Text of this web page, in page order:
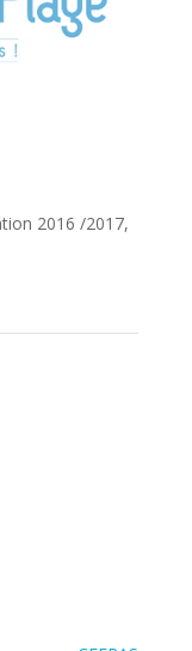
2016 /2017,